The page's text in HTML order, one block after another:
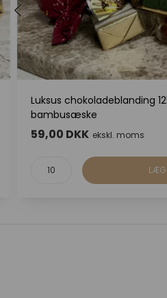
Luksus chokoladeblanding
bambusæske
59,00 DKK ekskl. moms